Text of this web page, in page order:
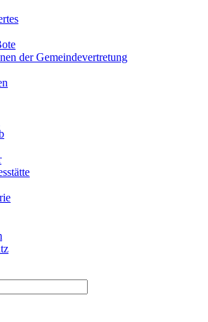
der Gemeindevertretung